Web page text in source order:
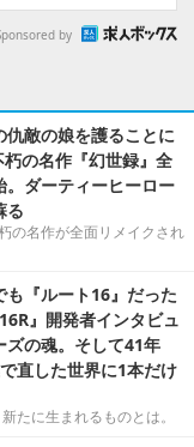
by
敵の娘を護ることに
の名作『幻世録』全
ダーティーヒーロー
る
の名作が全面リメイクされ
『ルート16』だった
』開発者インタビュ
ズの魂。そして41年
直した世界に1本だけ
たに生まれるものとは。